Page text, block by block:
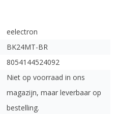
eelectron
BK24MT-BR
8054144524092
Niet op voorraad in ons
magazijn, maar leverbaar op
bestelling.